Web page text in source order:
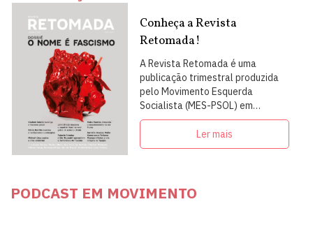
Conheça a Revista
Retomada!
A Revista Retomada é uma
publicação trimestral produzida
pelo Movimento Esquerda
Socialista (MES-PSOL) em
articulação com intelectuais,
militantes e artistas
Ler mais
PODCAST EM MOVIMENTO